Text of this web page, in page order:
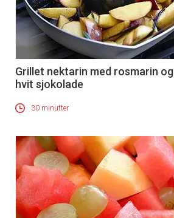
Grillet nektarin med rosmarin og
hvit sjokolade
30 minutter